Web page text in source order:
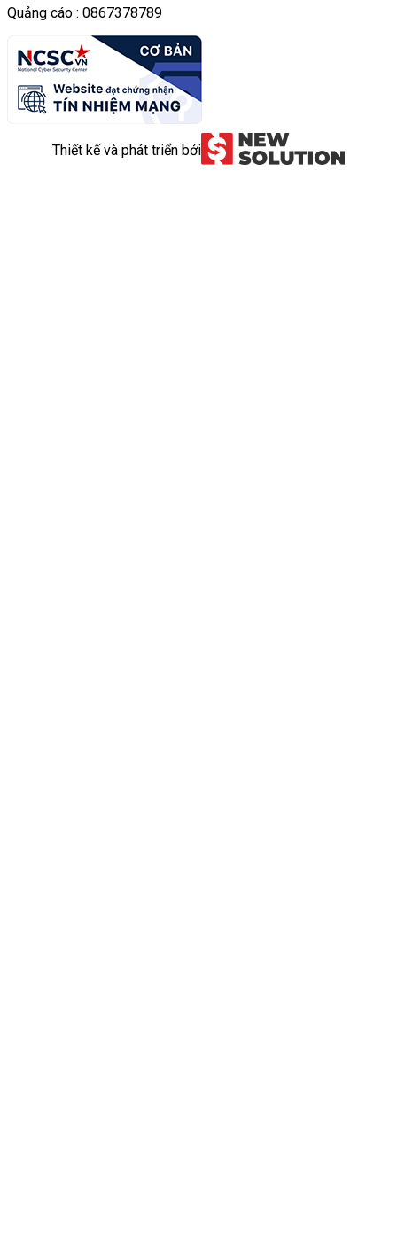
Quảng cáo : 0867378789
Thiết kế và phát triển bởi